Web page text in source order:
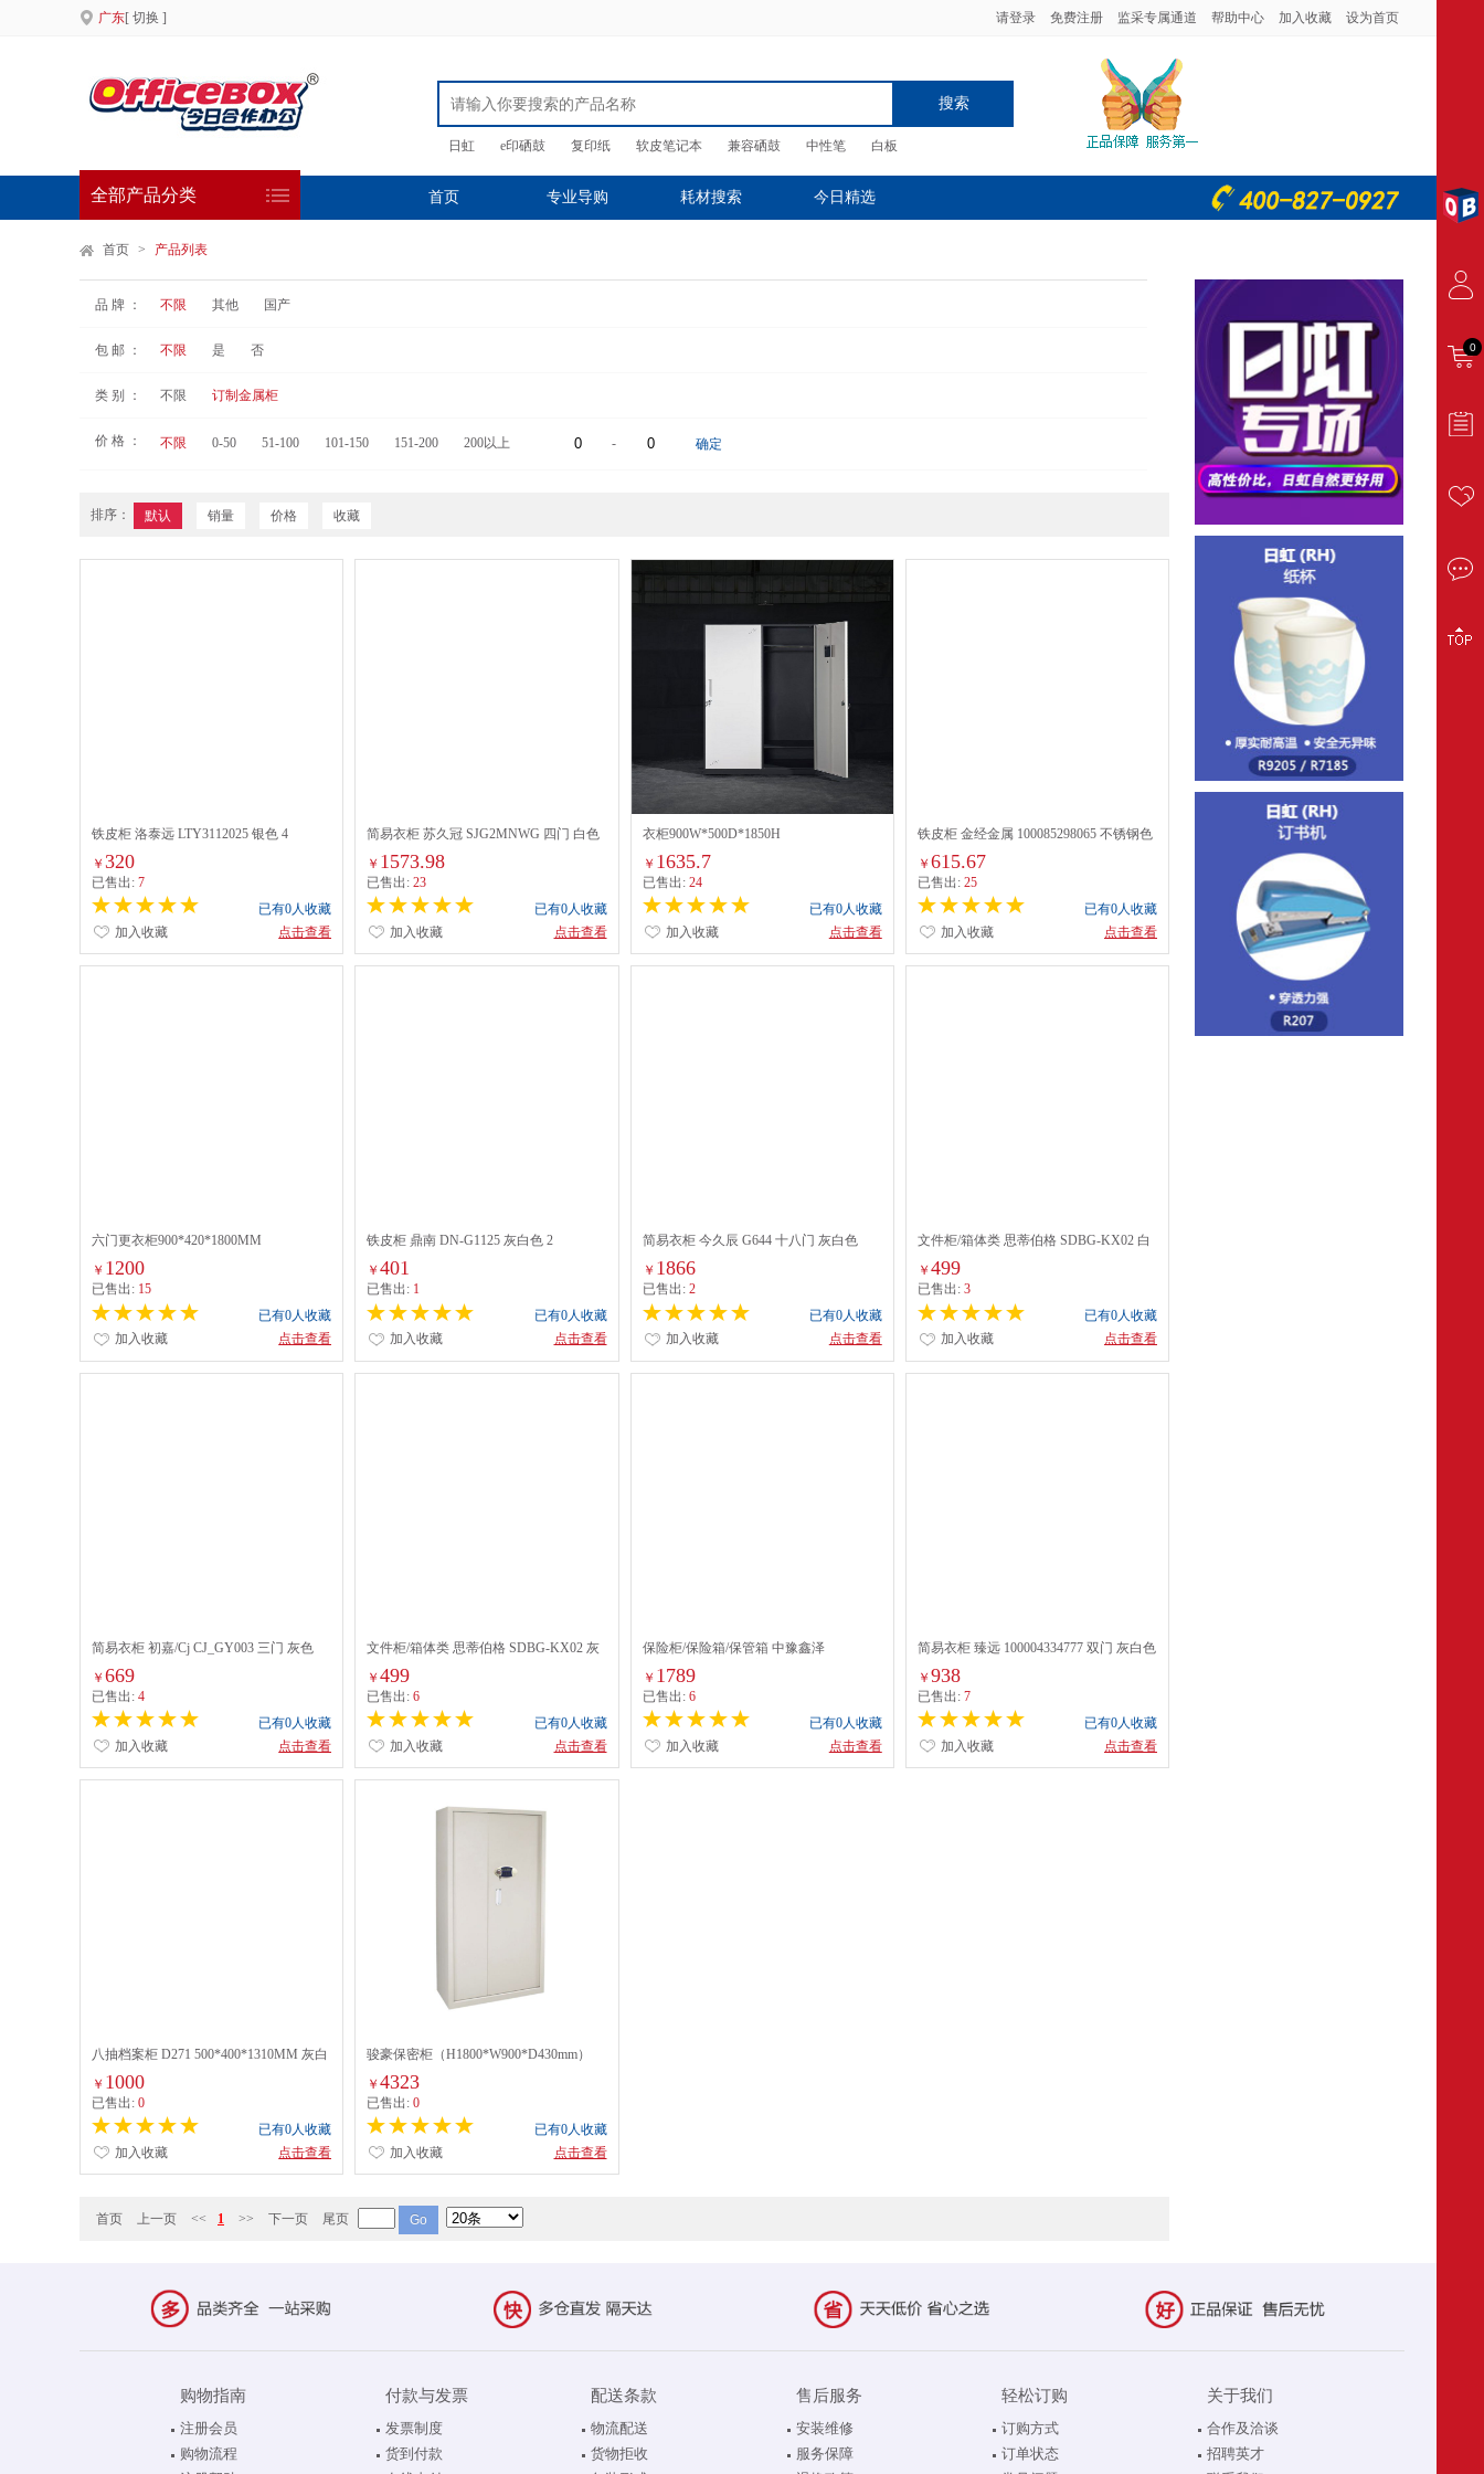
请登录 免费注册 监采专属通道 帮助中心 加入收藏 设为首页
广东[ 切换 ]
搜索
日虹 e印硒鼓 复印纸 软皮笔记本 兼容硒鼓 中性笔 白板
全部产品分类 首页 专业导购 耗材搜索 今日精选
首页 > 产品列表
品 牌 ： 不限 其他 国产
包 邮 ： 不限 是 否
类 别 ： 不限 订制金属柜
价 格 ： 不限 0-50 51-100 101-150 151-200 200以上 - 确定
排序： 默认 销量 价格 收藏
铁皮柜 洛泰远 LTY3112025 银色 4
￥ 320
已售出: 7
已有0人收藏
点击查看
加入收藏
简易衣柜 苏久冠 SJG2MNWG 四门 白色
￥ 1573.98
已售出:23
已有0人收藏
点击查看
加入收藏
衣柜900W*500D*1850H
￥ 1635.7
已售出: 24
已有0人收藏
点击查看
加入收藏
铁皮柜 金经金属 100085298065 不锈钢色
￥ 615.67
已售出: 25
已有0人收藏
点击查看
加入收藏
六门更衣柜900*420*1800MM
￥ 1200
已售出: 15
已有0人收藏
点击查看
加入收藏
铁皮柜 鼎南 DN-G1125 灰白色 2
￥401
已售出: 1
已有0人收藏
点击查看
加入收藏
简易衣柜 今久辰 G644 十八门 灰白色
￥ 1866
已售出: 2
已有0人收藏
点击查看
加入收藏
文件柜/箱体类 思蒂伯格 SDBG-KX02 白
￥ 499
已售出: 3
已有0人收藏
点击查看
加入收藏
简易衣柜 初嘉/Cj CJ_GY003 三门 灰色
￥ 669
已售出: 4
已有0人收藏
点击查看
加入收藏
文件柜/箱体类 思蒂伯格 SDBG-KX02 灰
￥499
已售出:6
已有0人收藏
点击查看
加入收藏
保险柜/保险箱/保管箱 中豫鑫泽
￥ 1789
已售出: 6
已有0人收藏
点击查看
加入收藏
简易衣柜 臻远 100004334777 双门 灰白色
￥ 938
已售出: 7
已有0人收藏
点击查看
加入收藏
八抽档案柜 D271 500*400*1310MM 灰白
￥ 1000
已售出: 0
已有0人收藏
点击查看
加入收藏
骏豪保密柜（H1800*W900*D430mm）
￥4323
已售出:0
已有0人收藏
点击查看
加入收藏
首页 上一页 << 1 >> 下一页 尾页
购物指南
注册会员
购物流程
付款与发票
发票制度
货到付款
配送条款
物流配送
货物拒收
售后服务
安装维修
服务保障
轻松订购
订购方式
订单状态
关于我们
合作及洽谈
招聘英才
0